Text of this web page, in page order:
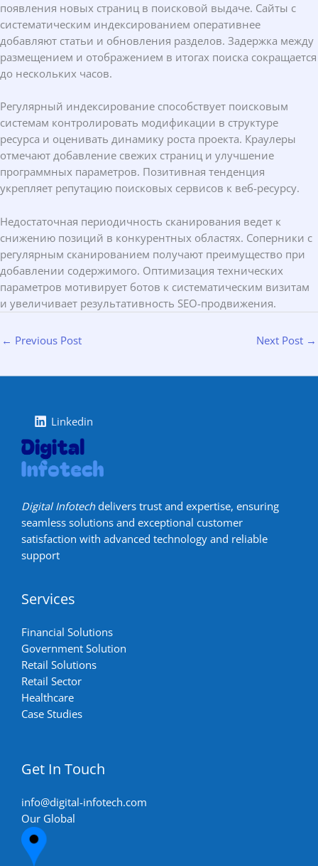
появления новых страниц в поисковой выдаче. Сайты с
систематическим индексированием оперативнее
добавляют статьи и обновления разделов. Задержка между
размещением и отображением в итогах поиска сокращается
до нескольких часов.
Регулярный индексирование способствует поисковым
системам контролировать модификации в структуре
ресурса и оценивать динамику роста проекта. Краулеры
отмечают добавление свежих страниц и улучшение
программных параметров. Позитивная тенденция
укрепляет репутацию поисковых сервисов к веб-ресурсу.
Недостаточная периодичность сканирования ведет к
снижению позиций в конкурентных областях. Соперники с
регулярным сканированием получают преимущество при
добавлении содержимого. Оптимизация технических
параметров мотивирует ботов к систематическим визитам
и увеличивает результативность SEO-продвижения.
← Previous Post Next Post →
Linkedin
Digital Infotechdelivers trust and expertise, ensuring
seamless solutions and exceptional customer
satisfaction with advanced technology and reliable
support
Services
Financial Solutions
Government Solution
Retail Solutions
Retail Sector
Healthcare
Case Studies
Get In Touch
info@digital-infotech.com
Our Global